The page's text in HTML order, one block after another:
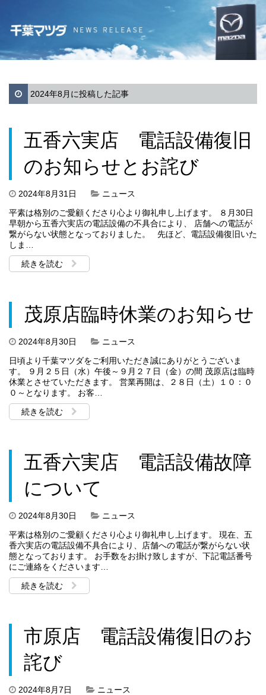
2024年8月に投稿した記事
五香六実店 電話設備復旧
のお知らせとお詫び
2024年8月31日
ニュース
平素は格別のご愛顧くださり心より御礼申し上げます。 ８月30日
早朝から五香六実店の電話設備の不具合により、 店舗への電話が
繋がらない状態となっておりました。 先ほど、電話設備復旧いた
しま…
続きを読む
茂原店臨時休業のお知らせ
2024年8月30日
ニュース
日頃より千葉マツダをご利用いただき誠にありがとうございま
す。 ９月２５日（水）午後～９月２７日（金）の間 茂原店は臨時
休業とさせていただきます。 営業再開は、２８日（土）１０：０
０～となります。 お客…
続きを読む
五香六実店 電話設備故障
について
2024年8月30日
ニュース
平素は格別のご愛顧くださり心より御礼申し上げます。 現在、五
香六実店の電話設備不具合により、店舗への電話が繋がらない状
態となっております。 お手数をお掛け致しますが、下記電話番号
にご連絡をくださいます…
続きを読む
市原店 電話設備復旧のお
詫び
2024年8月7日
ニュース